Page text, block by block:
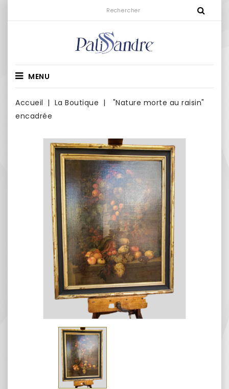
MENU
Accueil La Boutique
"Nature morte au raisin"
encadrée